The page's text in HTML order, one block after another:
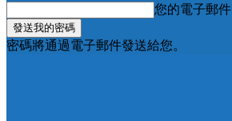
您的電子郵件
密碼將通過電子郵件發送給您。